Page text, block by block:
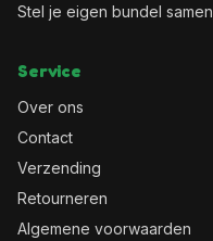
Stel je eigen bundel samen
Service
Over ons
Contact
Verzending
Retourneren
Algemene voorwaarden